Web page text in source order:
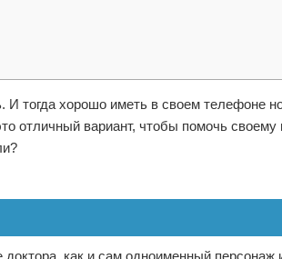
тогда хорошо иметь в своем телефоне
отличный вариант, чтобы помочь своему
как и сам одноименный персонаж